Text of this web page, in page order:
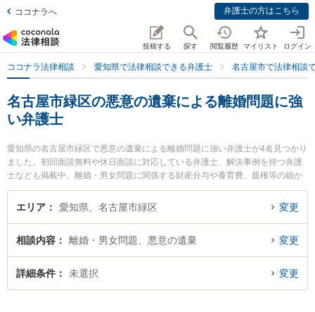
ココナラへ 弁護士の方はこちら
投稿する 探す 閲覧履歴 マイリスト ログイン
ココナラ法律相談 愛知県で法律相談できる弁護士 名古屋市で法律相談
名古屋市緑区の悪意の遺棄による離婚問題に強
い弁護士
愛知県の名古屋市緑区で悪意の遺棄による離婚問題に強い弁護士が4名見つかり
ました。初回面談無料や休日面談に対応している弁護士、解決事例を持つ弁護
士なども掲載中。離婚・男女問題に関係する財産分与や養育費、親権等の細か
な分野での絞り込み検索もでき便利です。特に徳重法律事務所の杉山 清弁護士
や緑オリーブ法律事務所の亀井 千恵子弁護士、緑オリーブ法律事務所の濱嶌 将
を今すぐに弁護士に相談したい』『悪意の遺棄による離婚問題のトラブル解決
の実績豊富な近くの弁護士を検索したい』『初回相談無料で悪意の遺棄による
離婚問題を法律相談できる名古屋市緑区内の弁護士に相談予約したい』などで
エリア 愛知県、名古屋市緑区 変更
相談内容 離婚・男女問題、悪意の遺棄 変更
詳細条件 未選択 変更